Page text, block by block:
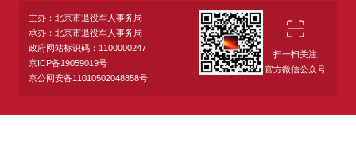
主办：北京市退役军人事务局
承办：北京市退役军人事务局
政府网站标识码：1100000247
京ICP备19059019号
京公网安备11010502048858号
扫一扫关注
官方微信公众号